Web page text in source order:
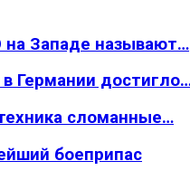
на Западе называют…
Германии
сломанные…
боеприпас